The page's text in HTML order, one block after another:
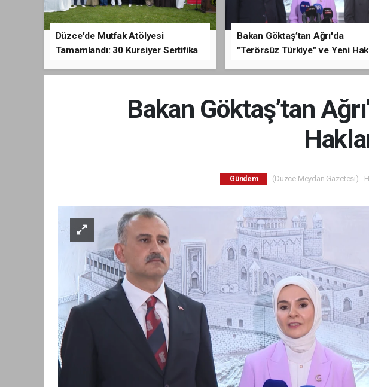
Düzce'de Mutfak Atölyesi
Tamamlandı: 30 Kursiyer Sertifika
Bakan Göktaş’tan Ağrı'da
"Terörsüz Türkiye" ve Yeni
Bakan Göktaş’tan
Gündem (Düzce Meydan Gazetesi) -